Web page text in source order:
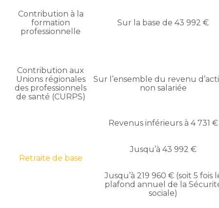
Contribution à la
formation
professionnelle
Sur la base de 43 992 €
Contribution aux
Unions régionales
des professionnels
de santé (CURPS)
Sur l’ensemble du revenu
non salariée
Retraite de base
Revenus inférieurs à 4 731 €
Jusqu’à 43 992 €
Jusqu’à 219 960 € (soit 5 fois
plafond annuel de la
sociale)